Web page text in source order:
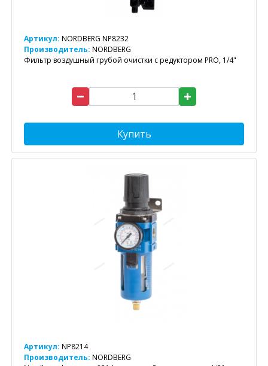
Артикул: NORDBERG NP8232
Производитель: NORDBERG
Фильтр воздушный грубой очистки с редуктором PRO, 1/4"
Купить
Артикул: NP8214
Производитель: NORDBERG